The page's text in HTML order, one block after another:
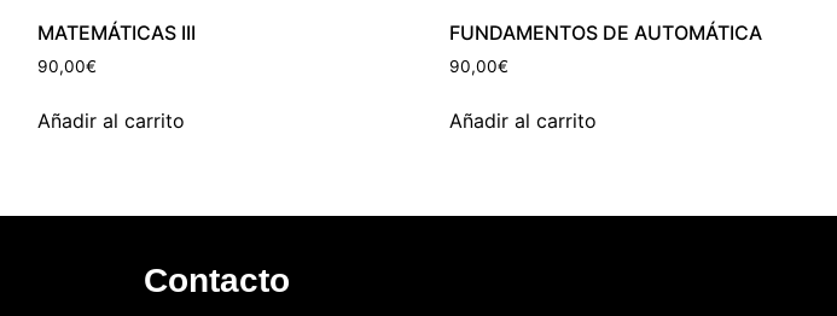
MATEMÁTICAS III
90,00€
Añadir al carrito
FUNDAMENTOS DE AUTOMÁTICA
90,00€
Añadir al carrito
Contacto